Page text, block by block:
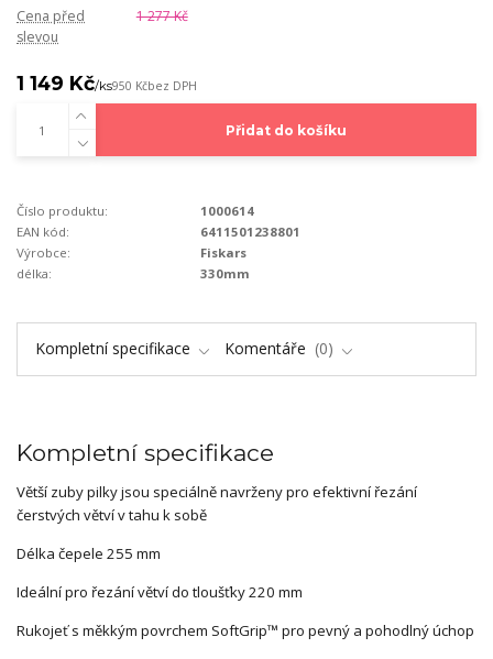
Cena před
slevou
1 277 Kč
1 149 Kč/ks950 Kčbez DPH
Přidat do košíku
Číslo produktu:
1000614
EAN kód:
6411501238801
Výrobce:
Fiskars
délka:
330mm
Kompletní specifikace Komentáře 0
Kompletní specifikace
Větší zuby pilky jsou speciálně navrženy pro efektivní řezání
čerstvých větví v tahu k sobě
Délka čepele 255 mm
Ideální pro řezání větví do tloušťky 220 mm
Rukojeť s měkkým povrchem SoftGrip™ pro pevný a pohodlný úchop